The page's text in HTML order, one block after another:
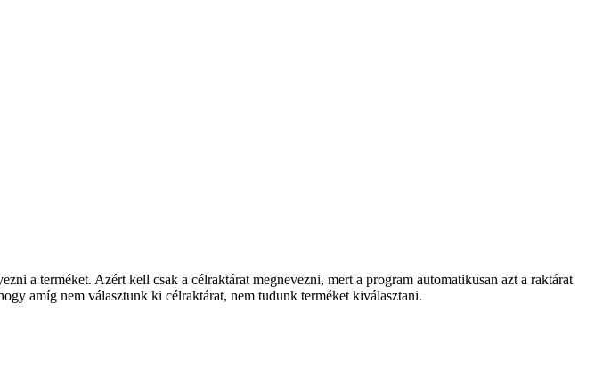
a terméket. Azért kell csak a célraktárat megnevezni, mert a program automatikusan azt a raktárat
amíg nem választunk ki célraktárat, nem tudunk terméket kiválasztani.